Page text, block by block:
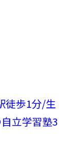
徒歩1分/生
立学習塾3